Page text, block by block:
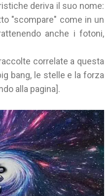
deriva il suo nome:
"scompare" come in un
anche i fotoni,
correlate a questa
bang, le stelle e la forza
alla pagina].